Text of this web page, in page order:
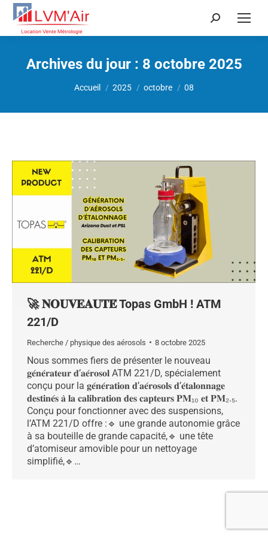
Recherche
Archives du jour : 8 octobre 2025
Accueil 2025 octobre 08
🚀 𝐍𝐎𝐔𝐕𝐄𝐀𝐔𝐓𝐄́ Topas GmbH ! ATM
221/D
Recherche / physique des aérosols 8 octobre 2025
Nous sommes fiers de présenter le nouveau
𝐠𝐞́𝐧𝐞́𝐫𝐚𝐭𝐞𝐮𝐫 𝐝’𝐚𝐞́𝐫𝐨𝐬𝐨𝐥 ATM 221/D, spécialement
conçu pour la 𝐠𝐞́𝐧𝐞́𝐫𝐚𝐭𝐢𝐨𝐧 𝐝’𝐚𝐞́𝐫𝐨𝐬𝐨𝐥𝐬 𝐝’𝐞́𝐭𝐚𝐥𝐨𝐧𝐧𝐚𝐠𝐞
𝐝𝐞𝐬𝐭𝐢𝐧𝐞́𝐬 𝐚̀ 𝐥𝐚 𝐜𝐚𝐥𝐢𝐛𝐫𝐚𝐭𝐢𝐨𝐧 𝐝𝐞𝐬 𝐜𝐚𝐩𝐭𝐞𝐮𝐫𝐬 𝐏𝐌₁₀ 𝐞𝐭 𝐏𝐌₂.₅.
Conçu pour fonctionner avec des suspensions,
l’ATM 221/D offre :🔹 une grande autonomie grâce
à sa bouteille de grande capacité,🔹 une tête
d’atomiseur amovible pour un nettoyage
simplifié,🔹…